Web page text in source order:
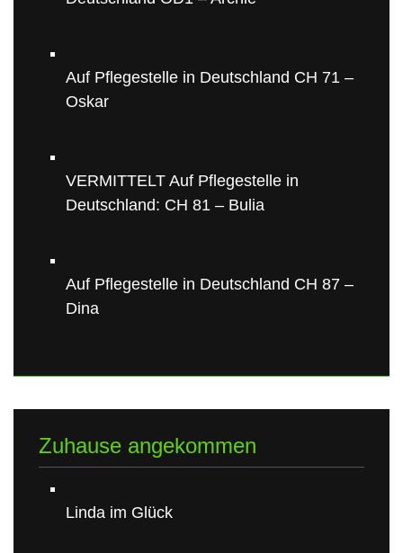
Auf Pflegestelle in Deutschland CH 71 –
Oskar
VERMITTELT Auf Pflegestelle in
Deutschland: CH 81 – Bulia
Auf Pflegestelle in Deutschland CH 87 –
Dina
Zuhause angekommen
Linda im Glück